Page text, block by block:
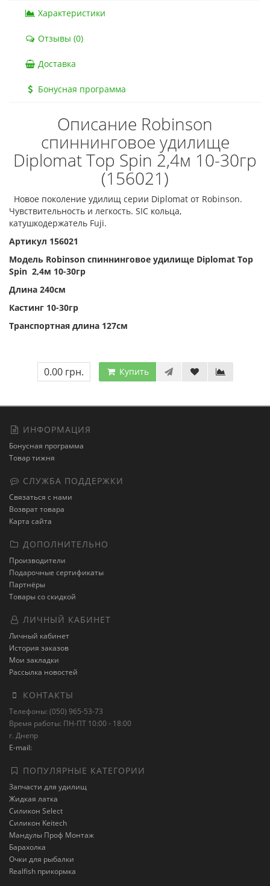
Характеристики
Отзывы (0)
Доставка
Бонусная программа
Описание Robinson
спиннинговое удилище
Diplomat Top Spin 2,4м 10-30гр
(156021)
Новое поколение удилищ серии Diplomat от Robinson.
Чувствительность и легкость. SIC кольца,
катушкодержатель Fuji.
Артикул 156021
Модель Robinson спиннинговое удилище Diplomat Top
Spin 2,4м 10-30гр
Длина 240см
Кастинг 10-30гр
Транспортная длина 127см
0.00 грн. Купить
ИНФОРМАЦИЯ
Бонусная программа
Товар тижня
СЛУЖБА ПОДДЕРЖКИ
Связаться с нами
Возврат товара
Карта сайта
ДОПОЛНИТЕЛЬНО
Производители
Подарочные сертификаты
Партнёры
Товары со скидкой
ЛИЧНЫЙ КАБИНЕТ
Личный кабинет
История заказов
Мои закладки
Рассылка новостей
КОНТАКТЫ
Телефоны: (050) 965-53-73
Время работы: ПН-ПТ 10:00 - 18:00
г. Днепр
E-mail:
ПОПУЛЯРНЫЕ КАТЕГОРИИ
Запчасти для удилищ
Жидкая латка
Силикон Select
Силикон Keitech
Мандулы Проф Монтаж
Барахолка
Очки для рыбалки
Realfish прикормка